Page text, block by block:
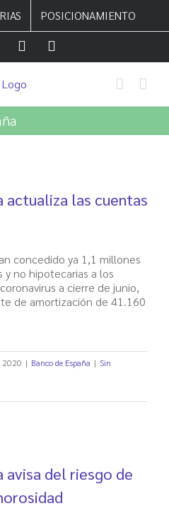
POSICIONAMIENTO
Twitter LinkedIn
actualiza las cuentas
concedido ya 1,1 millones
y no hipotecarias a los
a cierre de junio,
de amortización de 41.160
| Banco de España | Sin
avisa del riesgo de